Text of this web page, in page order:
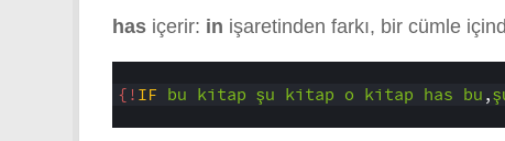
has içerir: in işaretinden farkı, bir cümle
{!IF bu kitap şu kitap o kitap has bu,